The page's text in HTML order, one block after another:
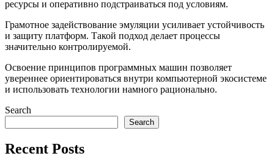
ресурсы и оперативно подстраиваться под условиям.
Грамотное задействование эмуляции усиливает устойчивость
и защиту платформ. Такой подход делает процессы
значительно контролируемой.
Освоение принципов программных машин позволяет
увереннее ориентироваться внутри компьютерной экосистеме
и использовать технологии намного рационально.
Search
Search
Recent Posts